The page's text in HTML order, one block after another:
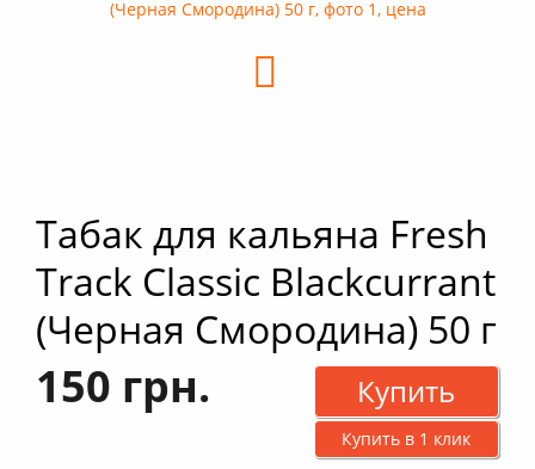
Табак для кальяна Fresh
Track Classic Blackcurrant
(Черная Смородина) 50 г
150 грн. Купить
Купить в 1 клик